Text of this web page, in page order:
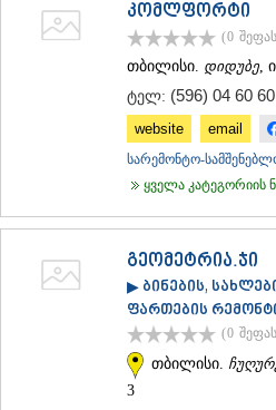
კომლფორტი
(0
თბილისი. დიდუბე,
ტელ: (596) 04 60 60
website email
სარემონტო-
ყველა კატეგორიის
გეომეტრია.ჯი
▶ ბინების,
ფართების
(0
თბილისი.
3